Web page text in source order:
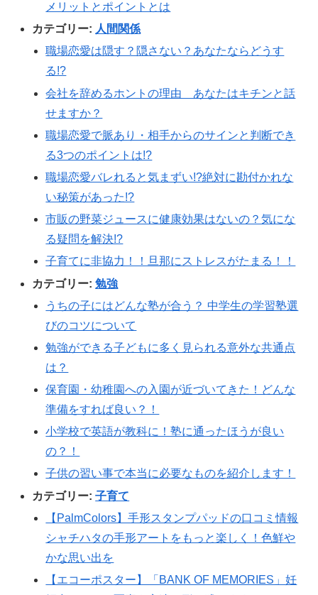
メリットとポイントとは
カテゴリー: 人間関係
職場恋愛は隠す？隠さない？あなたならどうす
る!?
会社を辞めるホントの理由 あなたはキチンと話
せますか？
職場恋愛で脈あり・相手からのサインと判断でき
る3つのポイントは!?
職場恋愛バレれると気まずい!?絶対に勘付かれな
い秘策があった!?
市販の野菜ジュースに健康効果はないの？気にな
る疑問を解決!?
子育てに非協力！！旦那にストレスがたまる！！
カテゴリー:勉強
うちの子にはどんな塾が合う？ 中学生の学習塾選
びのコツについて
勉強ができる子どもに多く見られる意外な共通点
は？
保育園・幼稚園への入園が近づいてきた！どんな
準備をすれば良い？！
小学校で英語が教科に！塾に通ったほうが良い
の？！
子供の習い事で本当に必要なものを紹介します！
カテゴリー:子育て
【PalmColors】手形スタンプパッドの口コミ情報
シャチハタの手形アートをもっと楽しく！色鮮や
かな思い出を
【エコーポスター】「BANK OF MEMORIES」妊